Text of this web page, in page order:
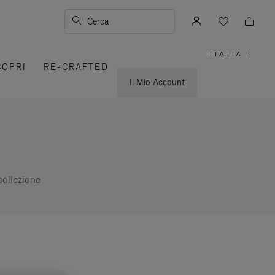
Cerca
RE-CRAFTED
Il Mio Account
ITALIA |